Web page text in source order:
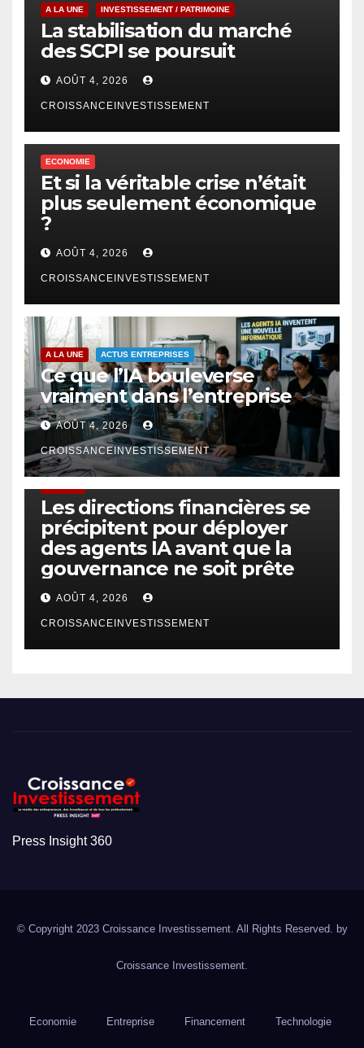
A LA UNE INVESTISSEMENT / PATRIMOINE
La stabilisation du marché
des SCPI se poursuit
AOÛT 4, 2026
CROISSANCEINVESTISSEMENT
ECONOMIE
Et si la véritable crise n’était
plus seulement économique
?
AOÛT 4, 2026
CROISSANCEINVESTISSEMENT
A LA UNE ACTUS ENTREPRISES
Ce que l’IA bouleverse
vraiment dans l’entreprise
AOÛT 4, 2026
CROISSANCEINVESTISSEMENT
Les directions financières se
précipitent pour déployer
des agents IA avant que la
gouvernance ne soit prête
AOÛT 4, 2026
CROISSANCEINVESTISSEMENT
Press Insight 360
© Copyright 2023 Croissance Investissement. All Rights Reserved. by
Croissance Investissement.
Economie Entreprise Financement Technologie